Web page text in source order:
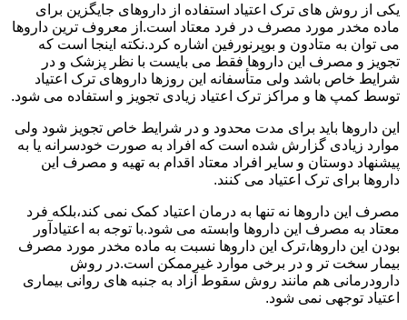
یکی از روش های ترک اعتیاد استفاده از داروهای جایگزین برای
ماده مخدر مورد مصرف در فرد معتاد است.از معروف ترین داروها
می توان به متادون و بوپرنورفین اشاره کرد.نکته اینجا است که
تجویز و مصرف این داروها فقط می بایست با نظر پزشک و در
شرایط خاص باشد ولی متأسفانه این روزها داروهای ترک اعتیاد
توسط کمپ ها و مراکز ترک اعتیاد زیادی تجویز و استفاده می شود.
این داروها باید برای مدت محدود و در شرایط خاص تجویز شود ولی
موارد زیادی گزارش شده است که افراد به صورت خودسرانه یا به
پیشنهاد دوستان و سایر افراد معتاد اقدام به تهیه و مصرف این
داروها برای ترک اعتیاد می کنند.
مصرف این داروها نه تنها به درمان اعتیاد کمک نمی کند،بلکه فرد
معتاد به مصرف این داروها وابسته می شود.با توجه به اعتیادآور
بودن این داروها،ترک این داروها نسبت به ماده مخدر مورد مصرف
بیمار سخت تر و در برخی موارد غیرممکن است.در روش
دارودرمانی هم مانند روش سقوط آزاد به جنبه های روانی بیماری
اعتیاد توجهی نمی شود.